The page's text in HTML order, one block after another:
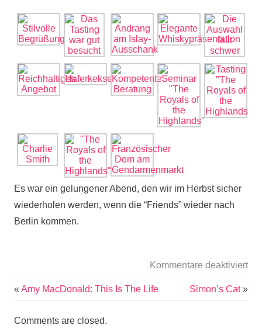
Es war ein gelungener Abend, den wir im Herbst sicher
wiederholen werden, wenn die “Friends” wieder nach
Berlin kommen.
Kommentare deaktiviert
« Amy MacDonald: This Is The Life Simon’s Cat»
Comments are closed.